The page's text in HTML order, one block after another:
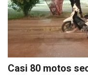
Casi 80 motos